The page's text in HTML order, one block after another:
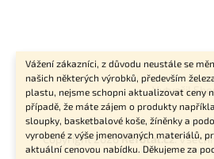
Vážení zákazníci, z důvodu neustále se
našich některých výrobků, především
plastu, nejsme schopni aktualizovat ceny
případě, že máte zájem o produkty
sloupky, basketbalové koše, žíněnky a
vyrobené z výše jmenovaných materiálů,
aktuální cenovou nabídku. Děkujeme za
Vytvořil
Copyright 2026Refotal.cz.